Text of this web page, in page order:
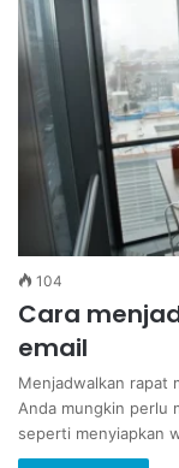
104
Cara
email
Menjadwalkan rapat
Anda mungkin perlu
seperti menyiapkan